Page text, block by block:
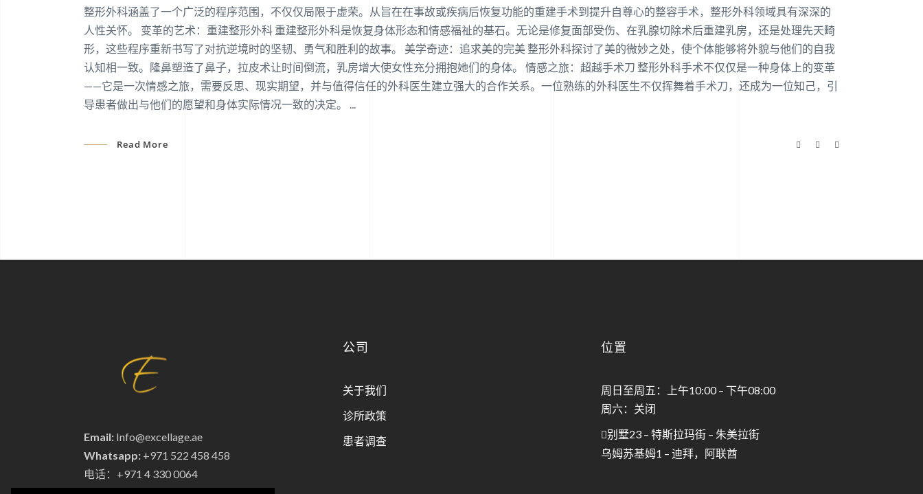
整形外科涵盖了一个广泛的程序范围，不仅仅局限于虚荣。从旨在在事故或疾病后恢复功能的重建手术到提升自尊心的整容手术，整形外科领域具有深深的
人性关怀。 变革的艺术：重建整形外科 重建整形外科是恢复身体形态和情感福祉的基石。无论是修复面部受伤、在乳腺切除术后重建乳房，还是处理先天畸
形，这些程序重新书写了对抗逆境时的坚韧、勇气和胜利的故事。 美学奇迹：追求美的完美 整形外科探讨了美的微妙之处，使个体能够将外貌与他们的自我
认知相一致。隆鼻塑造了鼻子，拉皮术让时间倒流，乳房增大使女性充分拥抱她们的身体。 情感之旅：超越手术刀 整形外科手术不仅仅是一种身体上的变革
——它是一次情感之旅，需要反思、现实期望，并与值得信任的外科医生建立强大的合作关系。一位熟练的外科医生不仅挥舞着手术刀，还成为一位知己，引
导患者做出与他们的愿望和身体实际情况一致的决定。
Read More
Email: Info@excellage.ae
Whatsapp: +971 522 458 458
电话：+971 4 330 0064
公司
关于我们
诊所政策
患者调查
位置
周日至周五：上午10:00 – 下午08:00
周六：关闭
别墅23 – 特斯拉玛街 – 朱美拉街
乌姆苏基姆1 – 迪拜，阿联酋